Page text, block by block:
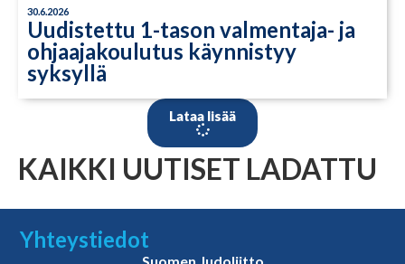
30.6.2026
Uudistettu 1-tason valmentaja- ja
ohjaajakoulutus käynnistyy
syksyllä
Lataa lisää
KAIKKI UUTISET LADATTU
Yhteystiedot
Suomen Judoliitto